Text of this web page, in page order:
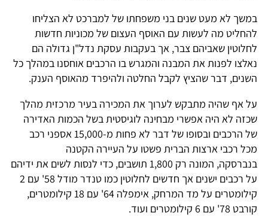
במשך לא מעט שנים בני משפחתו של למברכט לא הצליחו
להחליט מה לעשות עם האוסף העצום של מכוניות חדשות
לחלוטין שאביהם צבר, אך בעקבות עסקת נדל"ן גדולה הם
נאלצו לפנות את המבנה והמגרש בו הרכבים אוחסנו במהלך כל
השנים, דבר שהציץ לקבל החלטה ולהיפרד מהאוסף הענק.
על אף שהיה מתבקש לערוך את המכירה בעיר מרכזית מהלך
שכזה לא היה אפשרי מבחינה לוגיסטית בשל הכמות האדירה
של הרכבים ובסופו של דבר לא פחות מ-15,000 אספני רכב
מכל רכבי ארצות הברית פשטו על העיירה הקטנה
בנברסקה, המונה רק 1,800 תושבים, כדי לנסות לשים את ידיהם
על רכבים ישנים אך חדשים לחלוטין כמו טנדר מודל 58' עם 2
קילומטרים על מד המרחק, אימפלה 64' עם 18 קילומטרים,
קורבט 78' עם 6 קילומטרים ועוד.